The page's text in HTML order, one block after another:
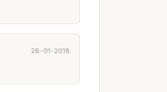
28-01-2018